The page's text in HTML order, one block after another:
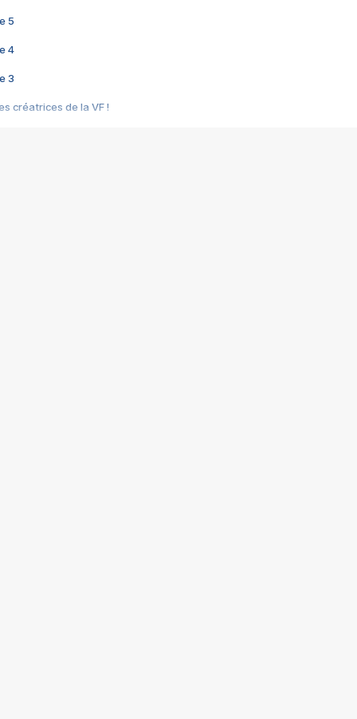
5
4
3
créatrices de la VF !